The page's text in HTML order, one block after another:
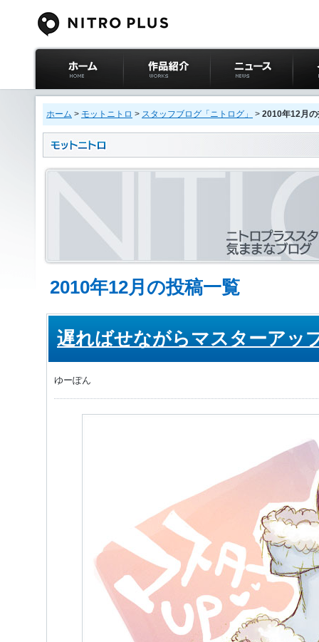
ニトロプラス公式
サイト ホーム
作品紹介 ニュース イベ
ホーム > モットニトロ > スタッフブログ「ニトログ」 > 2010年12月
2010年12月の投稿一覧
遅ればせながらマスターアッ
ゆーぽん